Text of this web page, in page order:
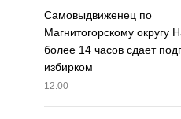
Самовыдвиженец по
Магнитогорскому округу
более 14 часов сдает
избирком
12:00